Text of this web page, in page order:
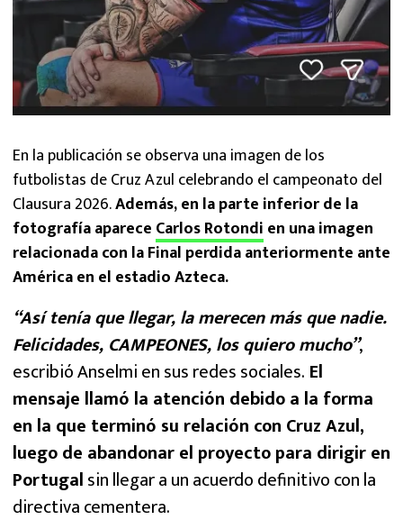
En la publicación se observa una imagen de los
futbolistas de Cruz Azul celebrando el campeonato del
Clausura 2026.Además, en la parte inferior de la
fotografía aparece Carlos Rotondi en una imagen
relacionada con la Final perdida anteriormente ante
América en el estadio Azteca.
“Así tenía que llegar, la merecen más que nadie.
Felicidades, CAMPEONES, los quiero mucho”,
escribió Anselmi en sus redes sociales. El
mensaje llamó la atención debido a la forma
en la que terminó su relación con Cruz Azul,
luego de abandonar el proyecto para dirigir en
Portugalsin llegar a un acuerdo definitivo con la
directiva cementera.